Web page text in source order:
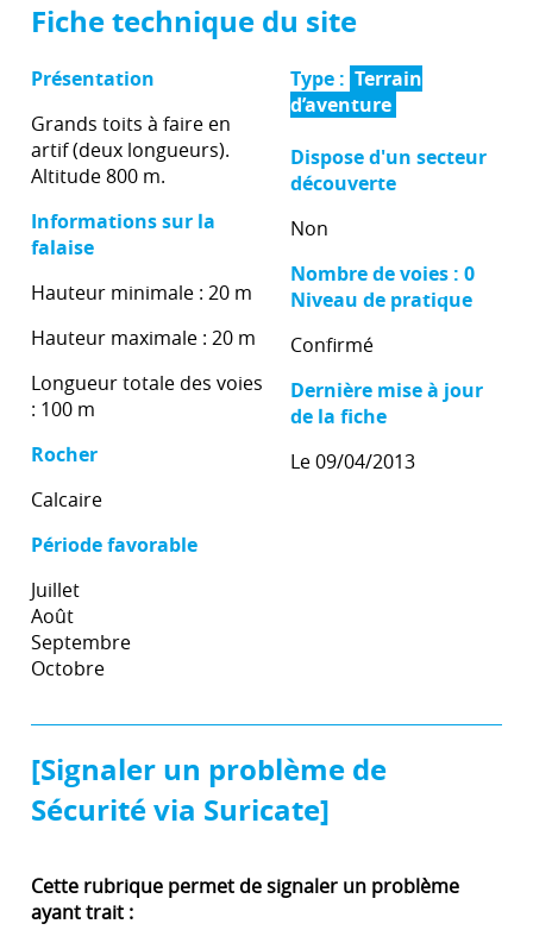
Fiche technique du site
Présentation
Grands toits à faire en
artif (deux longueurs).
Altitude 800 m.
Informations sur la
falaise
Hauteur minimale : 20 m
Hauteur maximale : 20 m
Longueur totale des voies
: 100 m
Rocher
Calcaire
Période favorable
Juillet
Août
Septembre
Octobre
Type : Terrain
d’aventure
Dispose d'un secteur
découverte
Non
Nombre de voies : 0
Niveau de pratique
Confirmé
Dernière mise à jour
de la fiche
Le 09/04/2013
[Signaler un problème de
Sécurité via Suricate]
Cette rubrique permet de signaler un problème
ayant trait :